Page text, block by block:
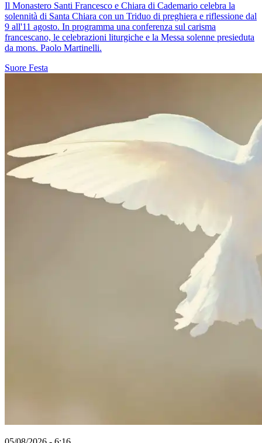
Il Monastero Santi Francesco e Chiara di Cademario celebra la
solennità di Santa Chiara con un Triduo di preghiera e riflessione dal
9 all'11 agosto. In programma una conferenza sul carisma
francescano, le celebrazioni liturgiche e la Messa solenne presieduta
da mons. Paolo Martinelli.
Suore Festa